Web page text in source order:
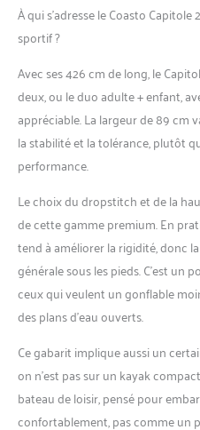
À qui s’adresse le Coasto
sportif ?
Avec ses 426 cm de long, le
deux, ou le duo adulte + enfant,
appréciable. La largeur de 89 cm
la stabilité et la tolérance, plutôt
performance.
Le choix du dropstitch et de la
de cette gamme premium. En
tend à améliorer la rigidité, donc
générale sous les pieds. C’est
ceux qui veulent un gonflable
des plans d’eau ouverts.
Ce gabarit implique aussi un
on n’est pas sur un kayak
bateau de loisir, pensé pour
confortablement, pas comme un